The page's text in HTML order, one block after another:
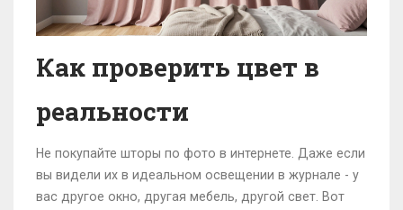
Как проверить цвет в
реальности
Не покупайте шторы по фото в интернете. Даже если
вы видели их в идеальном освещении в журнале - у
вас другое окно, другая мебель, другой свет. Вот